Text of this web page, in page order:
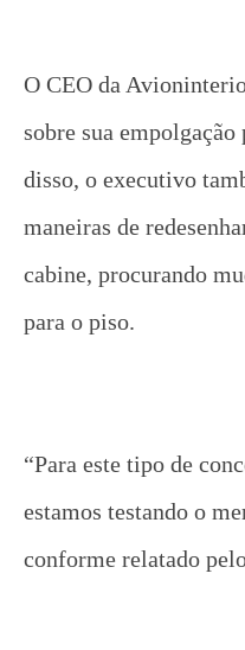
O CEO da
sobre sua
disso, o executivo
maneiras de
cabine, procurando
para o piso.
“Para este tipo de
estamos testando o
conforme relatado